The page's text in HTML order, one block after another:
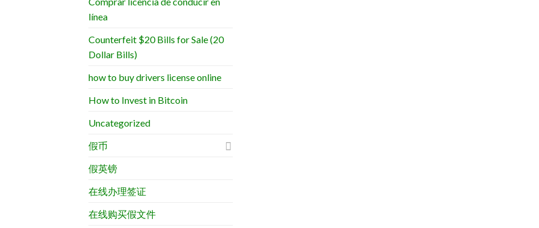
línea
Counterfeit $20 Bills for Sale (20
Dollar Bills)
how to buy drivers license online
How to Invest in Bitcoin
Uncategorized
假币
假英镑
在线办理签证
在线购买假文件